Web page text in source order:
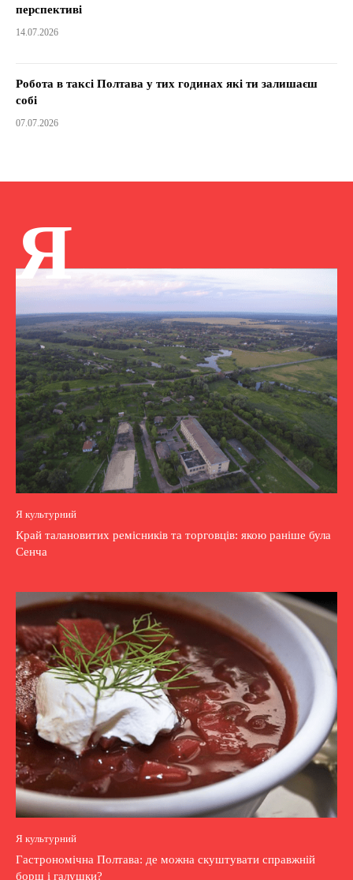
перспективі
14.07.2026
Робота в таксі Полтава у тих годинах які ти залишаєш
собі
07.07.2026
Я
Я культурний
Край талановитих ремісників та торговців: якою раніше була
Сенча
Я культурний
Гастрономічна Полтава: де можна скуштувати справжній
борщ і галушки?